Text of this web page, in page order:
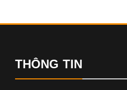
THÔNG TIN